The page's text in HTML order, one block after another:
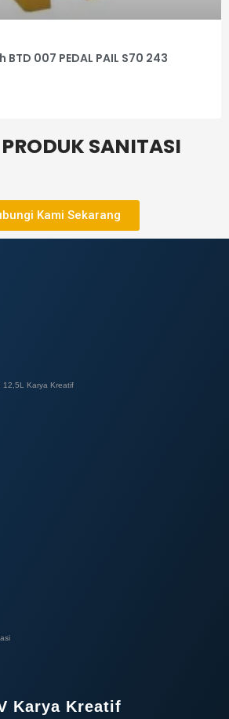
007 PEDAL PAIL S70 243
SANITASI
Kami Sekarang
12,5L Karya Kreatif​
Karya Kreatif